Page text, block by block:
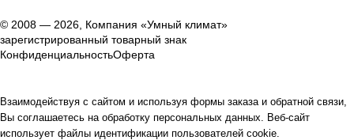
© 2008 — 2026, Компания «Умный климат»
зарегистрированный товарный знак
КонфиденциальностьОферта
Взаимодействуя с сайтом и используя формы заказа и обратной связи,
Вы соглашаетесь на обработку персональных данных. Веб-сайт
использует файлы идентификации пользователей cookie.